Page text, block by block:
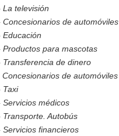
La televisión
Concesionarios de automóviles
Educación
Productos para mascotas
Transferencia de dinero
Concesionarios de automóviles
Taxi
Servicios médicos
Transporte. Autobús
Servicios financieros